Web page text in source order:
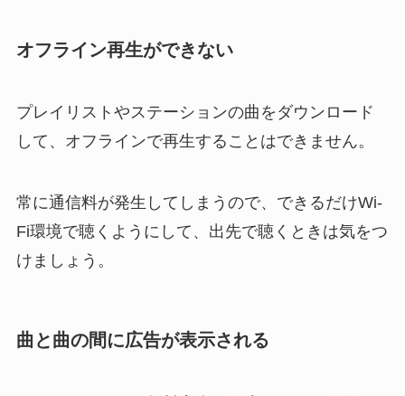
オフライン再生ができない
プレイリストやステーションの曲をダウンロード
して、オフラインで再生することはできません。
常に通信料が発生してしまうので、できるだけWi-
Fi環境で聴くようにして、出先で聴くときは気をつ
けましょう。
曲と曲の間に広告が表示される